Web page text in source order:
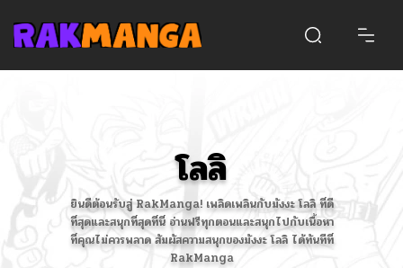
โลลิ
ยินดีต้อนรับสู่ RakManga! เพลิดเพลินกับมังงะ โลลิ ที่ดี
ที่สุดและสนุกที่สุดที่นี่ อ่านฟรีทุกตอนและสนุกไปกับเนื้อหา
ที่คุณไม่ควรพลาด สัมผัสความสนุกของมังงะ โลลิ ได้ทันทีที่
RakManga